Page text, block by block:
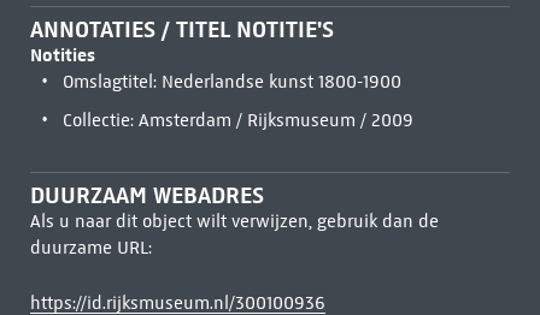
ANNOTATIES / TITEL NOTITIE'S
Notities
Omslagtitel: Nederlandse kunst 1800-1900
Collectie: Amsterdam / Rijksmuseum / 2009
DUURZAAM WEBADRES
Als u naar dit object wilt verwijzen, gebruik dan de
duurzame URL:
https://id.rijksmuseum.nl/300100936